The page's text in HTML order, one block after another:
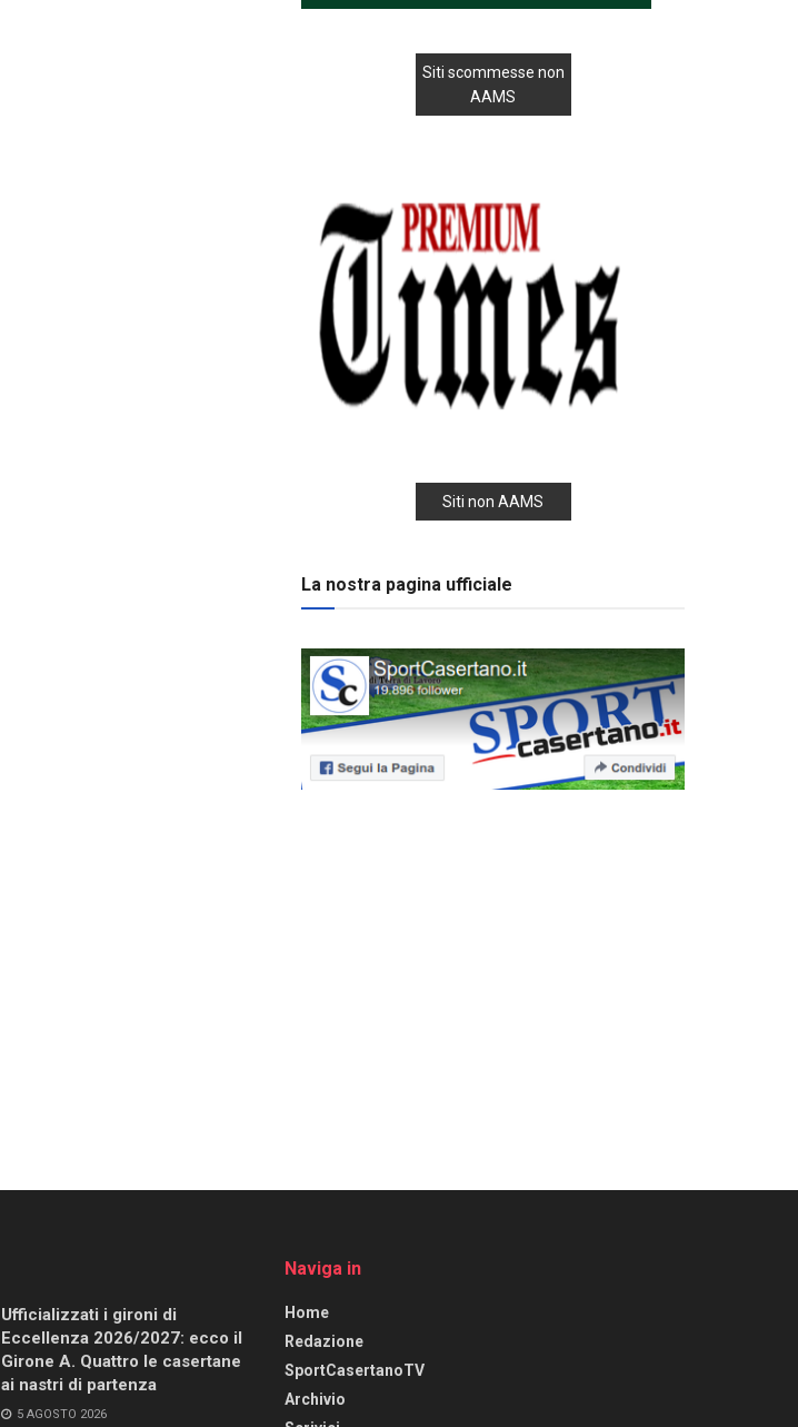
Siti scommesse non
AAMS
Siti non AAMS
La nostra pagina ufficiale
Ufficializzati i gironi di
Eccellenza 2026/2027: ecco il
Girone A. Quattro le casertane
ai nastri di partenza
5 AGOSTO 2026
Naviga in
Home
Redazione
SportCasertanoTV
Archivio